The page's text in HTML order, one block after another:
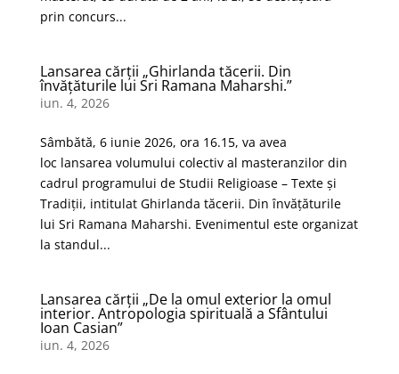
prin concurs...
Lansarea cărții „Ghirlanda tăcerii. Din
învățăturile lui Sri Ramana Maharshi.”
iun. 4, 2026
Sâmbătă, 6 iunie 2026, ora 16.15, va avea
loc lansarea volumului colectiv al masteranzilor din
cadrul programului de Studii Religioase – Texte și
Tradiții, intitulat Ghirlanda tăcerii. Din învățăturile
lui Sri Ramana Maharshi. Evenimentul este organizat
la standul...
Lansarea cărții „De la omul exterior la omul
interior. Antropologia spirituală a Sfântului
Ioan Casian”
iun. 4, 2026